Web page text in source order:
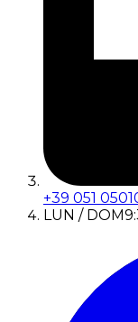
+39 051
LUN / DOM